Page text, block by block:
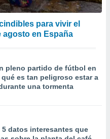
para vivir el
agosto en España
pleno partido de fútbol en
es tan peligroso estar a
una tormenta
datos interesantes que